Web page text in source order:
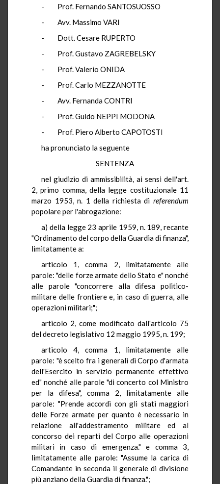
- Prof. Fernando SANTOSUOSSO
- Avv. Massimo VARI
- Dott. Cesare RUPERTO
- Prof. Gustavo ZAGREBELSKY
- Prof. Valerio ONIDA
- Prof. Carlo MEZZANOTTE
- Avv. Fernanda CONTRI
- Prof. Guido NEPPI MODONA
- Prof. Piero Alberto CAPOTOSTI
ha pronunciato la seguente
SENTENZA
nel giudizio di ammissibilità, ai sensi dell'art.
2, primo comma, della legge costituzionale 11
marzo 1953, n. 1 della richiesta di referendum
popolare per l'abrogazione:
a) della legge 23 aprile 1959, n. 189, recante
"Ordinamento del corpo della Guardia di finanza",
limitatamente a:
articolo 1, comma 2, limitatamente alle
parole: "delle forze armate dello Stato e" nonché
alle parole "concorrere alla difesa politico-
militare delle frontiere e, in caso di guerra, alle
operazioni militari;";
articolo 2, come modificato dall'articolo 75
del decreto legislativo 12 maggio 1995, n. 199;
articolo 4, comma 1, limitatamente alle
parole: "è scelto fra i generali di Corpo d'armata
dell'Esercito in servizio permanente effettivo
ed" nonché alle parole "di concerto col Ministro
per la difesa", comma 2, limitatamente alle
parole: "Prende accordi con gli stati maggiori
delle Forze armate per quanto è necessario in
relazione all'addestramento militare ed al
concorso dei reparti del Corpo alle operazioni
militari in caso di emergenza." e comma 3,
limitatamente alle parole: "Assume la carica di
Comandante in seconda il generale di divisione
più anziano della Guardia di finanza.";